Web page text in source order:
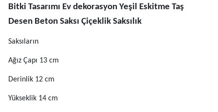
Bitki Tasarımı Ev dekorasyon Yeşil Eskitme Taş
Desen Beton Saksı Çiçeklik Saksılık
Saksıların
Ağız Çapı 13 cm
Derinlik 12 cm
Yükseklik 14 cm